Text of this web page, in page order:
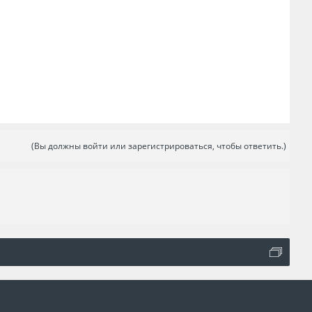
(Вы должны войти или зарегистрироваться, чтобы ответить.)